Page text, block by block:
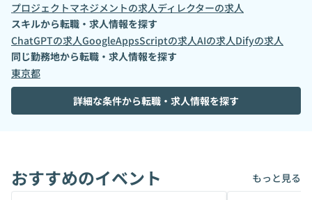
プロジェクトマネジメントの求人ディレクターの求人
スキルから転職・求人情報を探す
ChatGPTの求人GoogleAppsScriptの求人AIの求人Difyの求人
同じ勤務地から転職・求人情報を探す
東京都
詳細な条件から転職・求人情報を探す
おすすめのイベント もっと見る